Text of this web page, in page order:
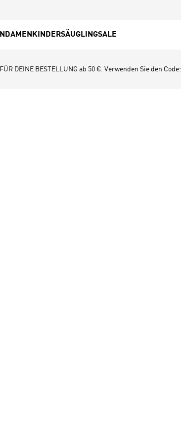
DAMEN KINDERSÄUGLINGSALE
DEINE BESTELLUNG ab 50 €. Verwenden Sie den Code: